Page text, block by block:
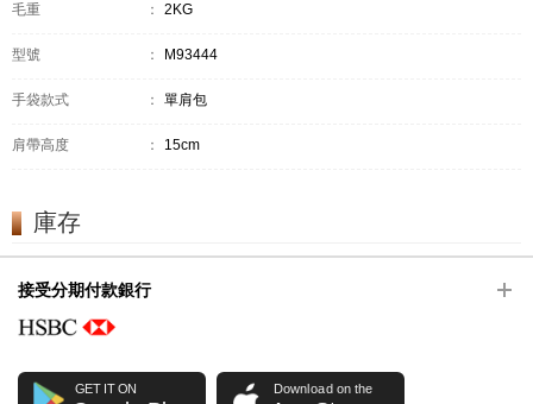
毛重 ： 2KG
型號 ： M93444
手袋款式 ： 單肩包
肩帶高度 ： 15cm
庫存
接受分期付款銀行
GET IT ON Download on the